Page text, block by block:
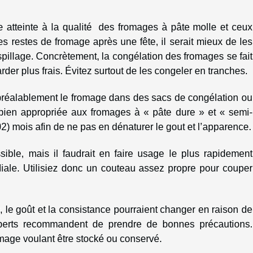
atteinte à la qualité des fromages à pâte molle et ceux
restes de fromage après une fête, il serait mieux de les
Concrètement, la congélation des fromages se fait
plus frais. Évitez surtout de les congeler en tranches.
le fromage dans des sacs de congélation ou
appropriée aux fromages à « pâte dure » et « semi-
mois afin de ne pas en dénaturer le gout et l’apparence.
mais il faudrait en faire usage le plus rapidement
Utilisiez donc un couteau assez propre pour couper
goût et la consistance pourraient changer en raison de
recommandent de prendre de bonnes précautions.
voulant être stocké ou conservé.